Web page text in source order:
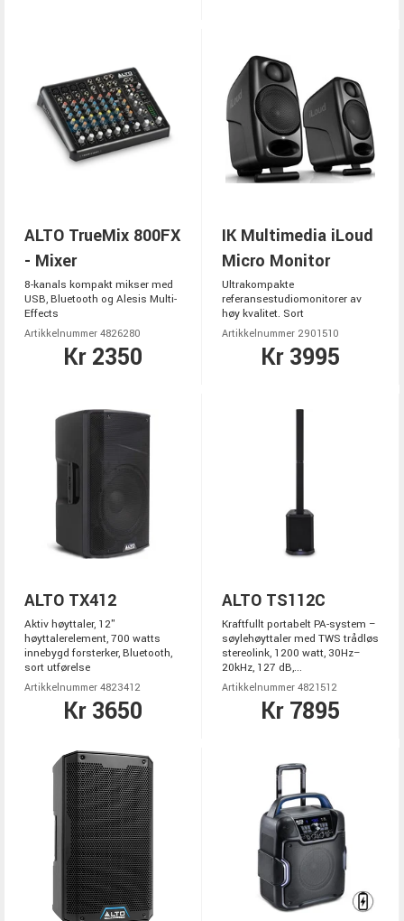
ALTO TrueMix 800FX
- Mixer
8-kanals kompakt mikser med
USB, Bluetooth og Alesis Multi-
Effects
Artikkelnummer 4826280
Kr 2350
IK Multimedia iLoud
Micro Monitor
Ultrakompakte
referansestudiomonitorer av
høy kvalitet. Sort
Artikkelnummer 2901510
Kr 3995
ALTO TX412
Aktiv høyttaler, 12"
høyttalerelement, 700 watts
innebygd forsterker, Bluetooth,
sort utførelse
Artikkelnummer 4823412
Kr 3650
ALTO TS112C
Kraftfullt portabelt PA-system –
søylehøyttaler med TWS trådløs
stereolink, 1200 watt, 30Hz–
20kHz, 127 dB,...
Artikkelnummer 4821512
Kr 7895